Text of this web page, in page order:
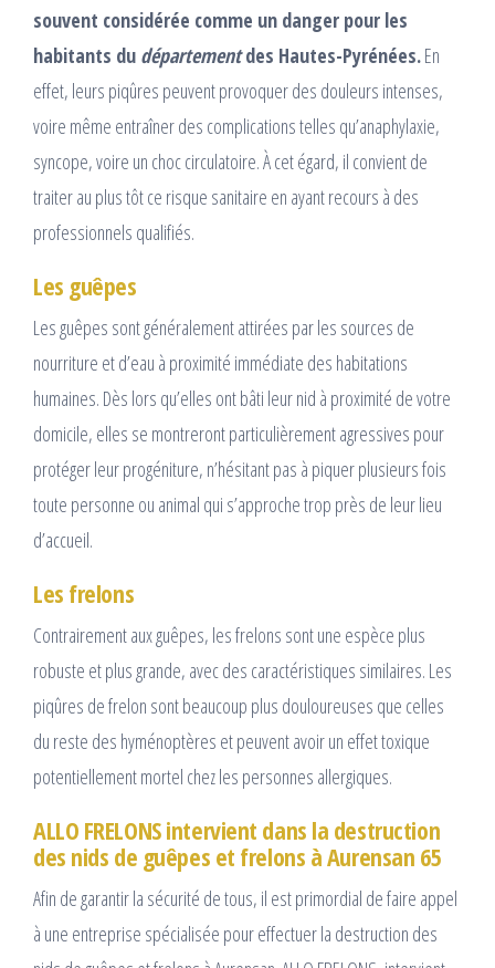
souvent considérée comme un danger pour les
habitants du départementdes Hautes-Pyrénées.En
effet, leurs piqûres peuvent provoquer des douleurs intenses,
voire même entraîner des complications telles qu’anaphylaxie,
syncope, voire un choc circulatoire. À cet égard, il convient de
traiter au plus tôt ce risque sanitaire en ayant recours à des
professionnels qualifiés.
Les guêpes
Les guêpes sont généralement attirées par les sources de
nourriture et d’eau à proximité immédiate des habitations
humaines. Dès lors qu’elles ont bâti leur nid à proximité de votre
domicile, elles se montreront particulièrement agressives pour
protéger leur progéniture, n’hésitant pas à piquer plusieurs fois
toute personne ou animal qui s’approche trop près de leur lieu
d’accueil.
Les frelons
Contrairement aux guêpes, les frelons sont une espèce plus
robuste et plus grande, avec des caractéristiques similaires. Les
piqûres de frelon sont beaucoup plus douloureuses que celles
du reste des hyménoptères et peuvent avoir un effet toxique
potentiellement mortel chez les personnes allergiques.
ALLO FRELONS intervient dans la destruction
des nids de guêpes et frelons à Aurensan 65
Afin de garantir la sécurité de tous, il est primordial de faire appel
à une entreprise spécialisée pour effectuer la destruction des